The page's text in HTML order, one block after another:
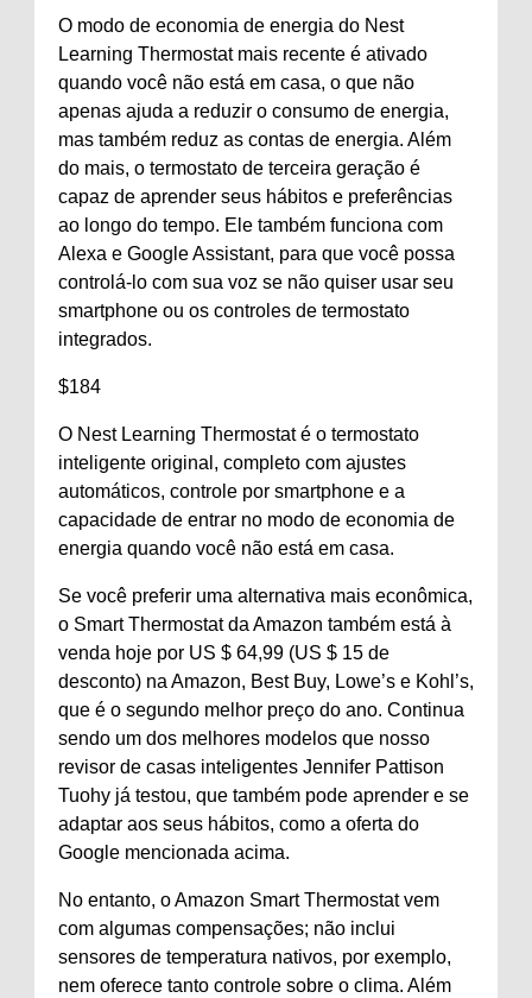
O modo de economia de energia do Nest
Learning Thermostat mais recente é ativado
quando você não está em casa, o que não
apenas ajuda a reduzir o consumo de energia,
mas também reduz as contas de energia. Além
do mais, o termostato de terceira geração é
capaz de aprender seus hábitos e preferências
ao longo do tempo. Ele também funciona com
Alexa e Google Assistant, para que você possa
controlá-lo com sua voz se não quiser usar seu
smartphone ou os controles de termostato
integrados.
$184
O Nest Learning Thermostat é o termostato
inteligente original, completo com ajustes
automáticos, controle por smartphone e a
capacidade de entrar no modo de economia de
energia quando você não está em casa.
Se você preferir uma alternativa mais econômica,
o Smart Thermostat da Amazon também está à
venda hoje por US $ 64,99 (US $ 15 de
desconto) na Amazon, Best Buy, Lowe’s e Kohl’s,
que é o segundo melhor preço do ano. Continua
sendo um dos melhores modelos que nosso
revisor de casas inteligentes Jennifer Pattison
Tuohy já testou, que também pode aprender e se
adaptar aos seus hábitos, como a oferta do
Google mencionada acima.
No entanto, o Amazon Smart Thermostat vem
com algumas compensações; não inclui
sensores de temperatura nativos, por exemplo,
nem oferece tanto controle sobre o clima. Além